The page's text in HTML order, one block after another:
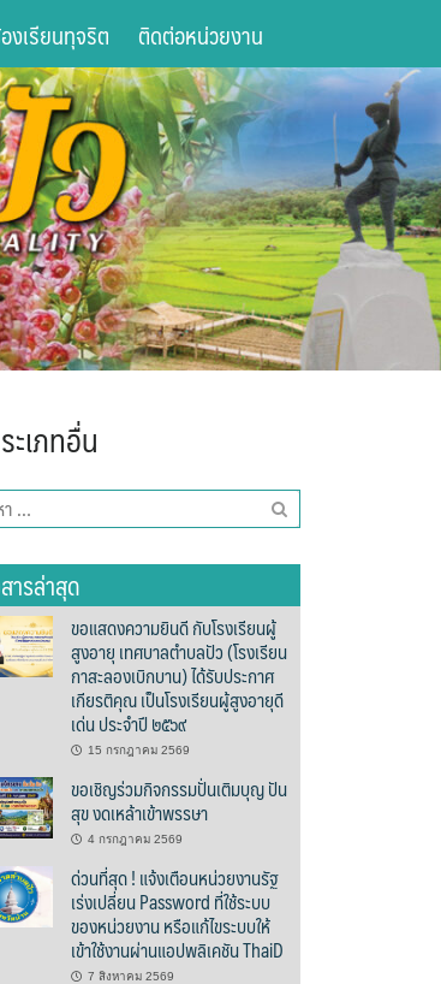
งเรียนทุจริต ติดต่อหน่วยงาน
เภทอื่น
ารล่าสุด
ขอแสดงความยินดี กับโรงเรียนผู้
สูงอายุ เทศบาลตำบลปัว (โรงเรียน
กาสะลองเบิกบาน) ได้รับประกาศ
เกียรติคุณ เป็นโรงเรียนผู้สูงอายุดี
เด่น ประจำปี ๒๕๖๙
15 กรกฎาคม 2569
ขอเชิญร่วมกิจกรรมปั่นเติมบุญ ปัน
สุข งดเหล้าเข้าพรรษา
4 กรกฎาคม 2569
ด่วนที่สุด ! แจ้งเตือนหน่วยงานรัฐ
เร่งเปลี่ยน Password ที่ใช้ระบบ
ของหน่วยงาน หรือแก้ไขระบบให้
เข้าใช้งานผ่านแอปพลิเคชัน ThaiD
7 สิงหาคม 2569